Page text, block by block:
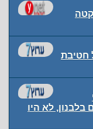
חטיבת
לא היו